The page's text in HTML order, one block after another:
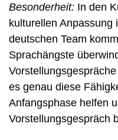
Besonderheit: In den
kulturellen Anpassung
deutschen Team
Sprachängste
es genau diese
Anfangsphase helfen
Vorstellungsgespräch